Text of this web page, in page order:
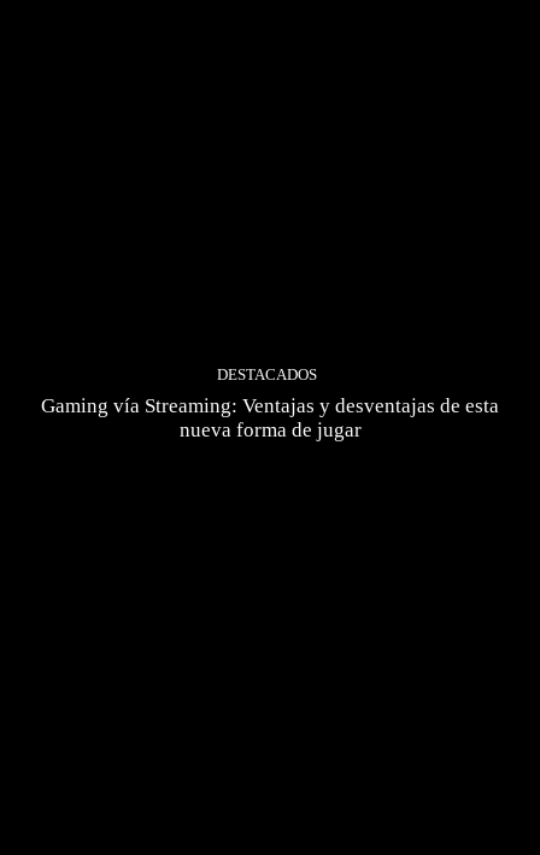
DESTACADOS
Gaming vía Streaming: Ventajas y desventajas de esta
nueva forma de jugar